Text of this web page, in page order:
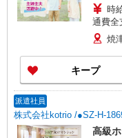
時
通費全
焼
キープ
派遣社員
株式会社kotrio /●SZ-H-
高級